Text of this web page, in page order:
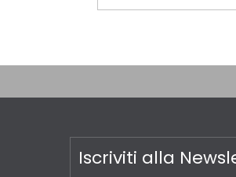
Iscriviti alla